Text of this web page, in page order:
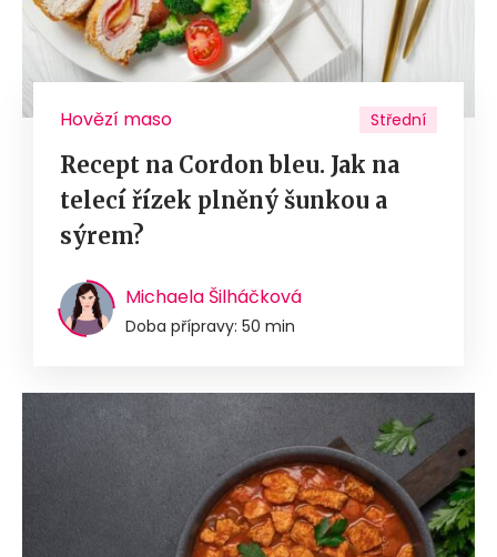
Hovězí maso Střední
Recept na Cordon bleu. Jak na
telecí řízek plněný šunkou a
sýrem?
Michaela Šilháčková
Doba přípravy: 50 min